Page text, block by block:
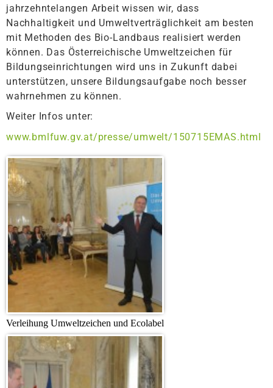
jahrzehntelangen Arbeit wissen wir, dass
Nachhaltigkeit und Umweltverträglichkeit am besten
mit Methoden des Bio-Landbaus realisiert werden
können. Das Österreichische Umweltzeichen für
Bildungseinrichtungen wird uns in Zukunft dabei
unterstützen, unsere Bildungsaufgabe noch besser
wahrnehmen zu können.
Weiter Infos unter:
www.bmlfuw.gv.at/presse/umwelt/150715EMAS.html
Verleihung Umweltzeichen und Ecolabel